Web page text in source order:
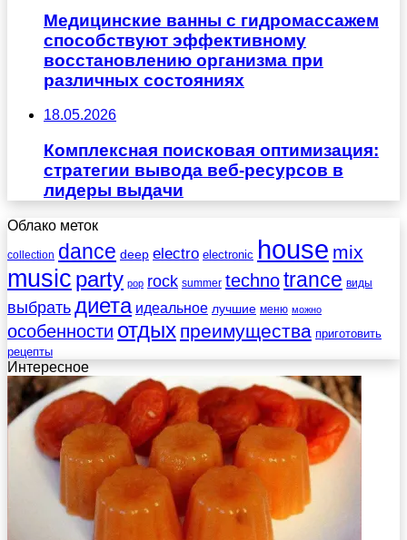
Медицинские ванны с гидромассажем
способствуют эффективному
восстановлению организма при
различных состояниях
18.05.2026
Комплексная поисковая оптимизация:
стратегии вывода веб-ресурсов в
лидеры выдачи
Облако меток
collection dance deep electro electronic house mix
music party pop rock summer technotrance виды
выбратьдиета идеальное лучшие меню можно
особенности отдых преимущества приготовить
рецепты
Интересное